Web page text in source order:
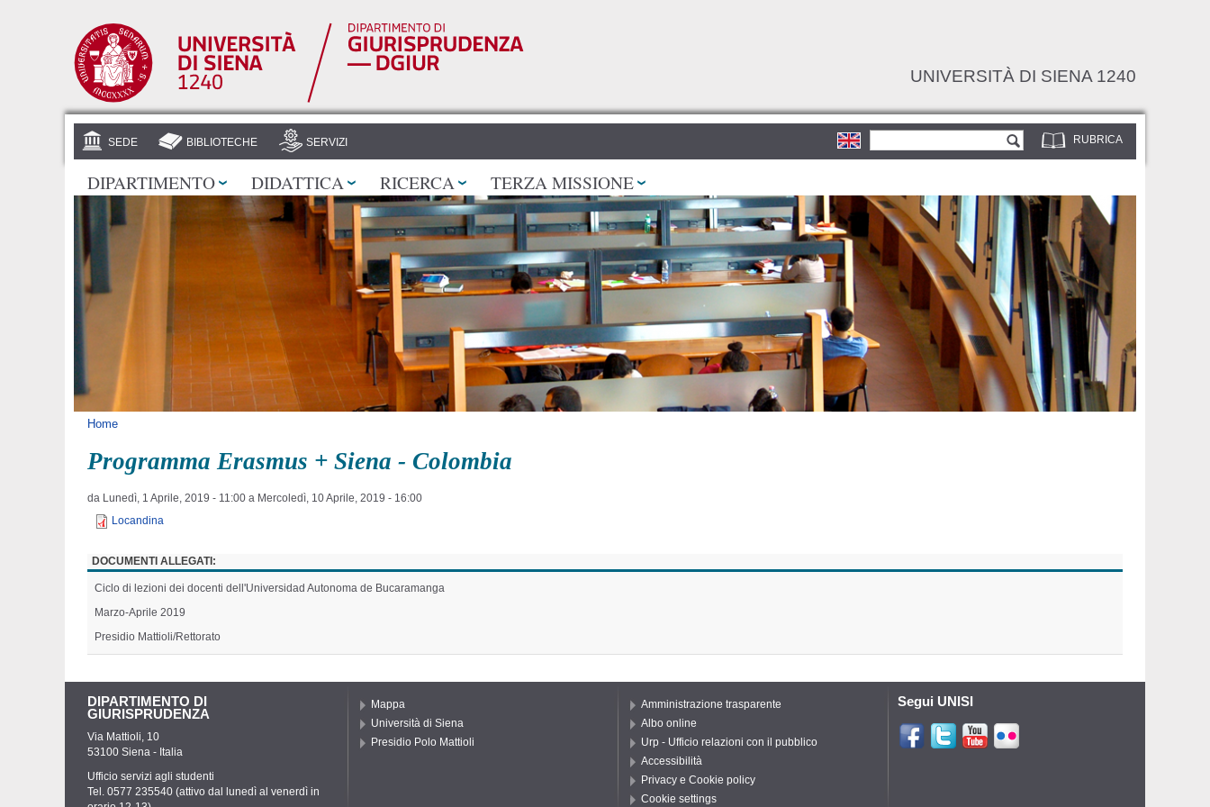
UNIVERSITÀ DI SIENA 1240
RUBRICA
Form di ricerca
SEDE BIBLIOTECHE SERVIZI
DIPARTIMENTO DIDATTICA RICERCA TERZA MISSIONE
Tu sei qui
Home
Programma Erasmus + Siena - Colombia
da Lunedì, 1 Aprile, 2019 - 11:00 a Mercoledì, 10 Aprile, 2019 - 16:00
Locandina
DOCUMENTI ALLEGATI:
Ciclo di lezioni dei docenti dell'Universidad Autonoma de Bucaramanga
Marzo-Aprile 2019
Presidio Mattioli/Rettorato
DIPARTIMENTO DI
GIURISPRUDENZA
Via Mattioli, 10
53100 Siena - Italia
Ufficio servizi agli studenti
Tel. 0577 235540 (attivo dal lunedì al venerdì in
Mappa
Università di Siena
Presidio Polo Mattioli
Amministrazione trasparente
Albo online
Urp - Ufficio relazioni con il pubblico
Accessibilità
Privacy e Cookie policy
Cookie settings
Segui UNISI